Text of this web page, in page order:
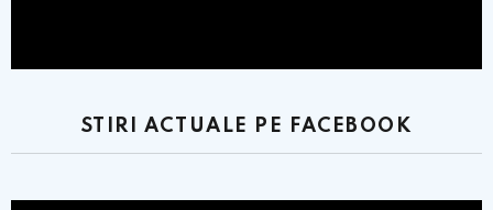
STIRI ACTUALE PE FACEBOOK